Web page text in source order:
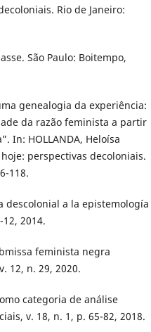
Rio de Janeiro:
São Paulo: Boitempo,
genealogia da experiência:
da razão feminista a partir
In: HOLLANDA, Heloísa
perspectivas decoloniais.
118.
descolonial a la epistemología
2014.
feminista negra
12, n. 29, 2020.
categoria de análise
v. 18, n. 1, p. 65-82, 2018.